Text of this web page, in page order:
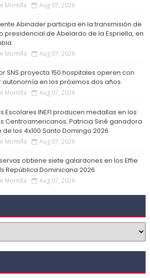
Montilla Aug 07, 2026
Abinader participa en la transmisión de
presidencial de Abelardo de la Espriella, en
Montilla Aug 07, 2026
SNS proyecta 150 hospitales operen con
autonomía en los próximos dos años
Montilla Aug 07, 2026
Escolares INEFI producen medallas en los
Centroamericanos; Patricia Siné ganadora
los 4x100 Santo Domingo 2026
Montilla Aug 07, 2026
obtiene siete galardones en los Effie
República Dominicana 2026
Montilla Aug 07, 2026